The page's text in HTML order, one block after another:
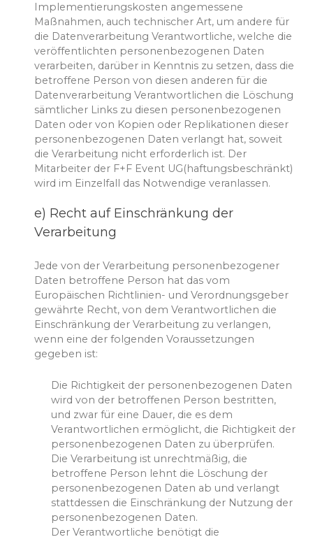
Implementierungskosten angemessene
Maßnahmen, auch technischer Art, um andere für
die Datenverarbeitung Verantwortliche, welche die
veröffentlichten personenbezogenen Daten
verarbeiten, darüber in Kenntnis zu setzen, dass die
betroffene Person von diesen anderen für die
Datenverarbeitung Verantwortlichen die Löschung
sämtlicher Links zu diesen personenbezogenen
Daten oder von Kopien oder Replikationen dieser
personenbezogenen Daten verlangt hat, soweit
die Verarbeitung nicht erforderlich ist. Der
Mitarbeiter der F+F Event UG(haftungsbeschränkt)
wird im Einzelfall das Notwendige veranlassen.
e) Recht auf Einschränkung der
Verarbeitung
Jede von der Verarbeitung personenbezogener
Daten betroffene Person hat das vom
Europäischen Richtlinien- und Verordnungsgeber
gewährte Recht, von dem Verantwortlichen die
Einschränkung der Verarbeitung zu verlangen,
wenn eine der folgenden Voraussetzungen
gegeben ist:
Die Richtigkeit der personenbezogenen Daten
wird von der betroffenen Person bestritten,
und zwar für eine Dauer, die es dem
Verantwortlichen ermöglicht, die Richtigkeit der
personenbezogenen Daten zu überprüfen.
Die Verarbeitung ist unrechtmäßig, die
betroffene Person lehnt die Löschung der
personenbezogenen Daten ab und verlangt
stattdessen die Einschränkung der Nutzung der
personenbezogenen Daten.
Der Verantwortliche benötigt die